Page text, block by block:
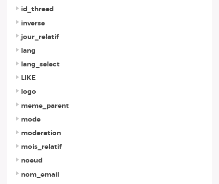
id_thread
inverse
jour_relatif
lang
lang_select
LIKE
logo
meme_parent
mode
moderation
mois_relatif
noeud
nom_email